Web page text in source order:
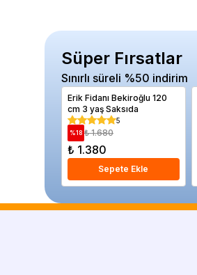
Süper Fırsatlar
Sınırlı süreli %50 indirim
Erik Fidanı Bekiroğlu 120
cm 3 yaş Saksıda
5
%18 ₺ 1.680
₺ 1.380
Sepete Ekle